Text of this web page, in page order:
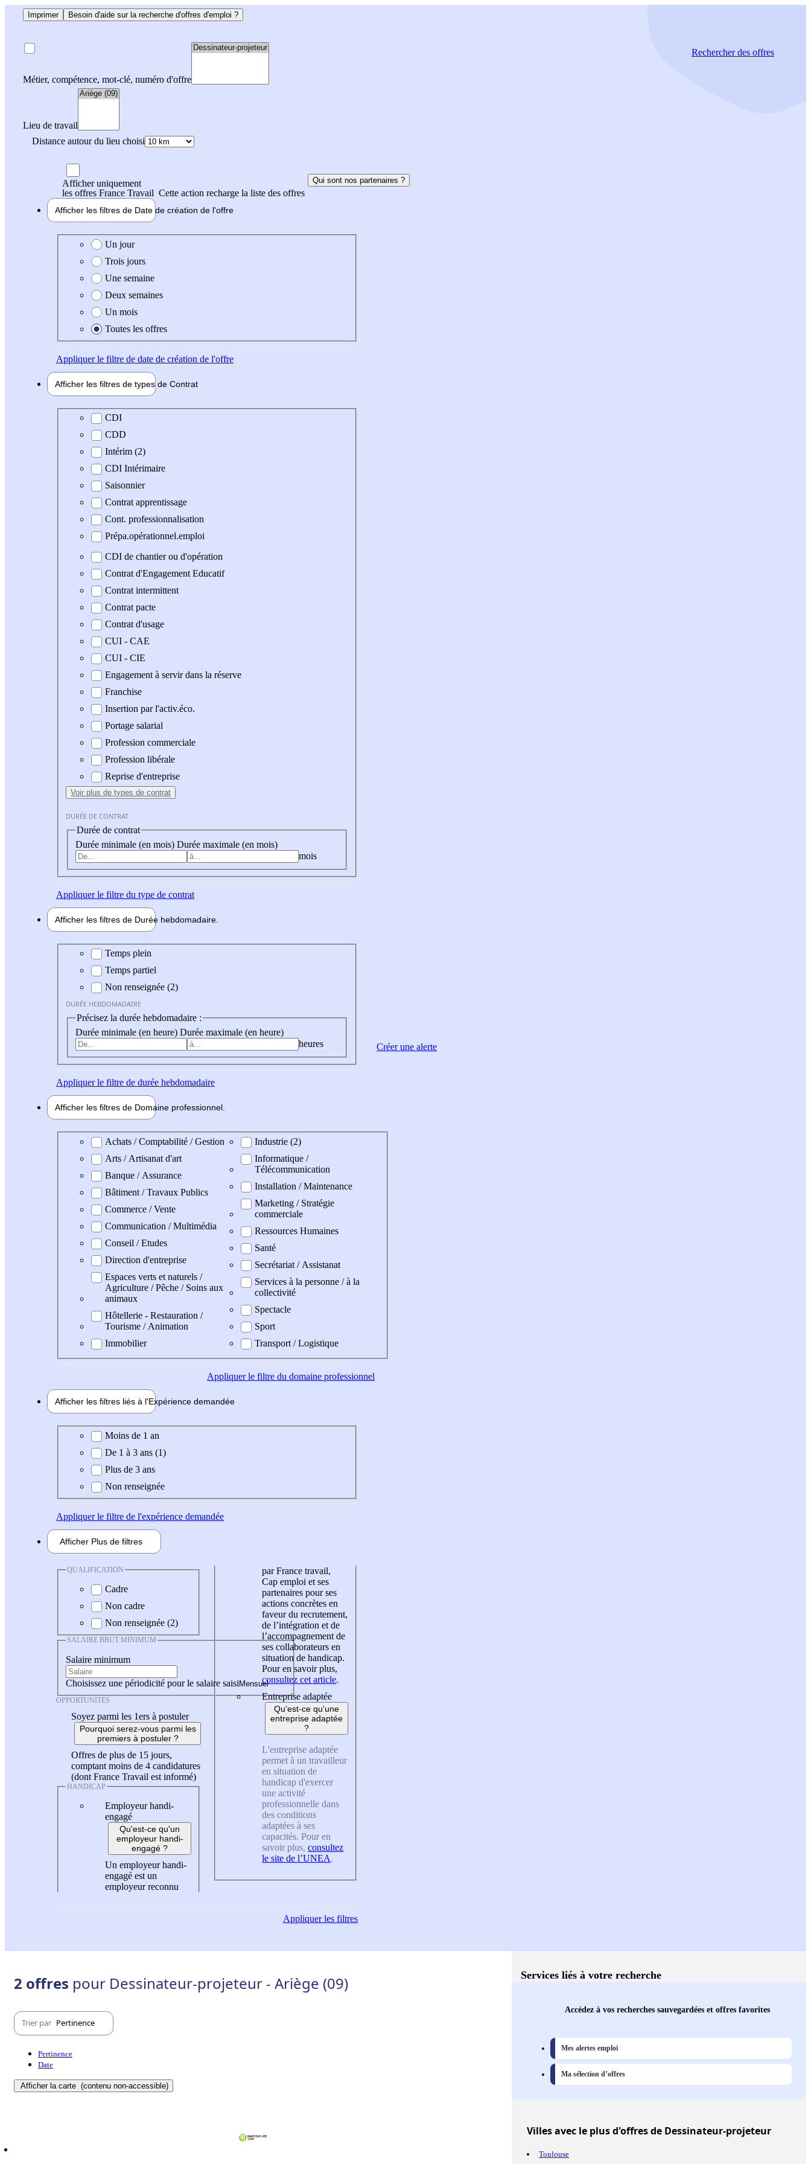
Imprimer Besoin d'aide sur la recherche d'offres d'emploi ?
Métier, compétence, mot-clé, numéro d'offre
Lieu de travail
Distance autour du lieu choisi
Rechercherdes offres
Afficher uniquement
les offres France Travail Cette action recharge la liste des offres
Qui sont nos partenaires ?
Afficher les filtres de Date de création de l'offre
Date de création de l'offre
Un jour
Trois jours
Une semaine
Deux semaines
Un mois
Toutes les offres
Appliquerle filtre de date de création de l'offre
Afficher les filtres de types de Contrat
Type de contrat
CDI
CDD
Intérim (2)
CDI Intérimaire
Saisonnier
Contrat apprentissage
Cont. professionnalisation
Prépa.opérationnel.emploi
CDI de chantier ou d'opération
Contrat d'Engagement Educatif
Contrat intermittent
Contrat pacte
Contrat d'usage
CUI - CAE
CUI - CIE
Engagement à servir dans la réserve
Franchise
Insertion par l'activ.éco.
Portage salarial
Profession commerciale
Profession libérale
Reprise d'entreprise
Voir plus de types de contrat
DURÉE DE CONTRAT
Durée de contrat
Durée minimale (en mois) Durée maximale (en mois)
mois
Appliquerle filtre du type de contrat
Afficher les filtres de Durée hebdomadaire
Durée hebdomadaire
Temps plein
Temps partiel
Non renseignée (2)
DURÉE HEBDOMADAIRE
Précisez la durée hebdomadaire :
Durée minimale (en heure) Durée maximale (en heure)
heures
Appliquerle filtre de durée hebdomadaire
Afficher les filtres de Domaine professionnel
Domaine professionel
Achats / Comptabilité / Gestion
Arts / Artisanat d'art
Banque / Assurance
Bâtiment / Travaux Publics
Commerce / Vente
Communication / Multimédia
Conseil / Etudes
Direction d'entreprise
Espaces verts et naturels /
Agriculture / Pêche / Soins aux
animaux
Hôtellerie - Restauration /
Tourisme / Animation
Immobilier
Industrie (2)
Informatique /
Télécommunication
Installation / Maintenance
Marketing / Stratégie
commerciale
Ressources Humaines
Santé
Secrétariat / Assistanat
Services à la personne / à la
collectivité
Spectacle
Sport
Transport / Logistique
Appliquerle filtre du domaine professionnel
Afficher les filtres liés à l'Expérience demandée
Expérience demandée
Moins de 1 an
De 1 à 3 ans (1)
Plus de 3 ans
Non renseignée
Appliquerle filtre de l'expérience demandée
Afficher Plus de filtres
QUALIFICATION
Cadre
Non cadre
Non renseignée (2)
SALAIRE BRUT MINIMUM
Salaire minimum
Choisissez une périodicité pour le salaire saisi
OPPORTUNITÉS
Soyez parmi les 1ers à postuler
Pourquoi serez-vous parmi les
premiers à postuler ?
Offres de plus de 15 jours,
comptant moins de 4 candidatures
(dont France Travail est informé)
HANDICAP
Employeur handi-
engagé
Qu'est-ce qu'un
employeur handi-
engagé ?
Un employeur handi-
engagé est un
employeur reconnu
par France travail,
Cap emploi et ses
partenaires pour ses
actions concrètes en
faveur du recrutement,
de l’intégration et de
l’accompagnement de
ses collaborateurs en
situation de handicap.
Pour en savoir plus,
consultez cet article.
Entreprise adaptée
Qu'est-ce qu'une
entreprise adaptée
?
L'entreprise adaptée
permet à un travailleur
en situation de
handicap d'exercer
une activité
professionnelle dans
des conditions
adaptées à ses
capacités. Pour en
savoir plus, consultez
le site de l’UNEA.
Appliquerles filtres
Créer une alerte
2 offres pour Dessinateur-projeteur - Ariège (09)
Trier par Pertinence
Pertinence
Date
Afficher la carte (contenu non-accessible)
Services liés à votre recherche
Accédez à vos recherches sauvegardées et offres favorites
Mes alertes emploi
Ma sélection d’offres
Villesavec le plus d'offres de Dessinateur-projeteur
Toulouse